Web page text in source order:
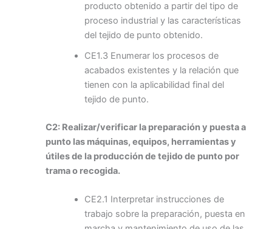
producto obtenido a partir del tipo de
proceso industrial y las características
del tejido de punto obtenido.
CE1.3 Enumerar los procesos de
acabados existentes y la relación que
tienen con la aplicabilidad final del
tejido de punto.
C2: Realizar/verificar la preparación y puesta a
punto las máquinas, equipos, herramientas y
útiles de la producción de tejido de punto por
trama o recogida.
CE2.1 Interpretar instrucciones de
trabajo sobre la preparación, puesta en